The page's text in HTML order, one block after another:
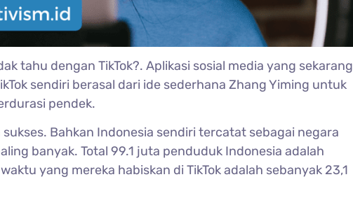
tahu dengan TikTok?. Aplikasi sosial media yang sekarang
sendiri berasal dari ide sederhana Zhang Yiming untuk
pendek.
Bahkan Indonesia sendiri tercatat sebagai negara
banyak. Total 99.1 juta penduduk Indonesia adalah
yang mereka habiskan di TikTok adalah sebanyak 23,1